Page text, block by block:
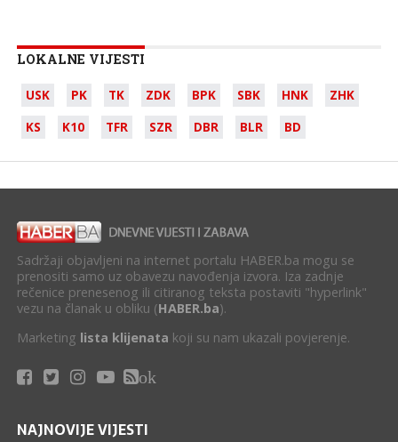
LOKALNE VIJESTI
USK PK TK ZDK BPK SBK HNK
ZHK
KS
K10 TFR SZR DBR BLR BD
Sadržaji objavljeni na internet portalu HABER.ba mogu se
prenositi samo uz obavezu navođenja izvora. Iza zadnje
rečenice prenesenog ili citiranog teksta postaviti "hyperlink"
vezu na članak u obliku (HABER.ba).
Marketing lista klijenata koji su nam ukazali povjerenje.
ok
NAJNOVIJE VIJESTI